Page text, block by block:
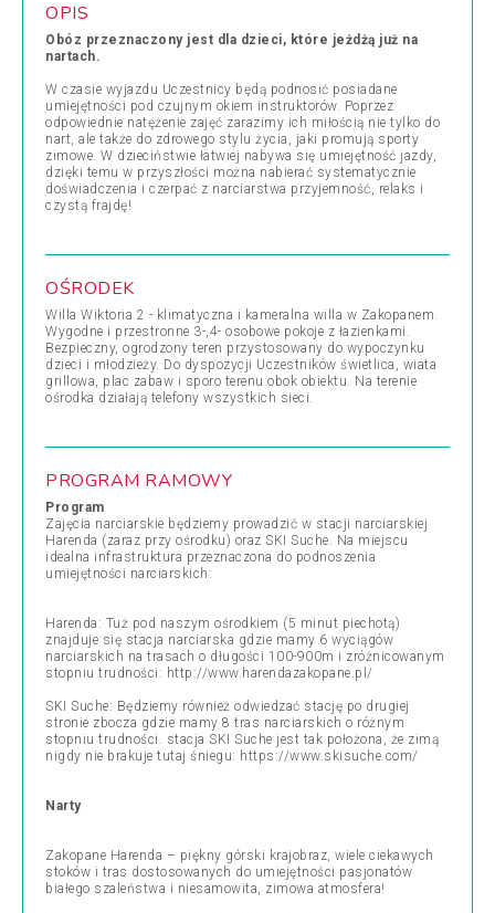
OPIS
Obóz przeznaczony jest dla dzieci, które jeżdżą już na
nartach.
W czasie wyjazdu Uczestnicy będą podnosić posiadane
umiejętności pod czujnym okiem instruktorów. Poprzez
odpowiednie natężenie zajęć zarazimy ich miłością nie tylko do
nart, ale także do zdrowego stylu życia, jaki promują sporty
zimowe. W dzieciństwie łatwiej nabywa się umiejętność jazdy,
dzięki temu w przyszłości można nabierać systematycznie
doświadczenia i czerpać z narciarstwa przyjemność, relaks i
czystą frajdę!
OŚRODEK
Willa Wiktoria 2 - klimatyczna i kameralna willa w Zakopanem.
Wygodne i przestronne 3-,4- osobowe pokoje z łazienkami.
Bezpieczny, ogrodzony teren przystosowany do wypoczynku
dzieci i młodzieży. Do dyspozycji Uczestników świetlica, wiata
grillowa, plac zabaw i sporo terenu obok obiektu. Na terenie
ośrodka działają telefony wszystkich sieci.
PROGRAM RAMOWY
Program
Zajęcia narciarskie będziemy prowadzić w stacji narciarskiej
Harenda (zaraz przy ośrodku) oraz SKI Suche. Na miejscu
idealna infrastruktura przeznaczona do podnoszenia
umiejętności narciarskich:
Harenda: Tuż pod naszym ośrodkiem (5 minut piechotą)
znajduje się stacja narciarska gdzie mamy 6 wyciągów
narciarskich na trasach o długości 100-900m i zróżnicowanym
stopniu trudności: http://www.harendazakopane.pl/
SKI Suche: Będziemy również odwiedzać stację po drugiej
stronie zbocza gdzie mamy 8 tras narciarskich o różnym
stopniu trudności. stacja SKI Suche jest tak położona, że zimą
nigdy nie brakuje tutaj śniegu: https://www.skisuche.com/
Narty
Zakopane Harenda – piękny górski krajobraz, wiele ciekawych
stoków i tras dostosowanych do umiejętności pasjonatów
białego szaleństwa i niesamowita, zimowa atmosfera!